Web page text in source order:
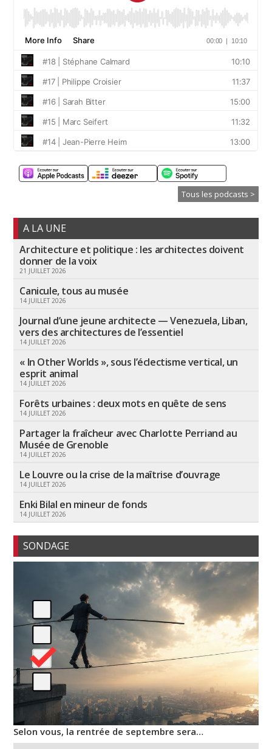
Tous les podcasts >
A LA UNE
Architecture et politique : les architectes doivent
donner de la voix
21 JUILLET 2026
Canicule, tous au musée
14 JUILLET 2026
Journal d’une jeune architecte — Venezuela, Liban,
vers des architectures de l’essentiel
14 JUILLET 2026
« In Other Worlds », sous l’éclectisme vertical, un
esprit animal
14 JUILLET 2026
Forêts urbaines : deux mots en quête de sens
14 JUILLET 2026
Partager la fraîcheur avec Charlotte Perriand au
Musée de Grenoble
14 JUILLET 2026
Le Louvre ou la crise de la maîtrise d’ouvrage
14 JUILLET 2026
Enki Bilal en mineur de fonds
14 JUILLET 2026
SONDAGE
Selon vous, la rentrée de septembre sera…